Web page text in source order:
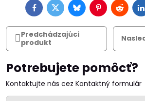
FacebookTwitterBlueskyPinterestReddit
Predchádzajúci
produkt
Potrebujete pomôcť?
Kontaktujte nás cez Kontaktný formulár